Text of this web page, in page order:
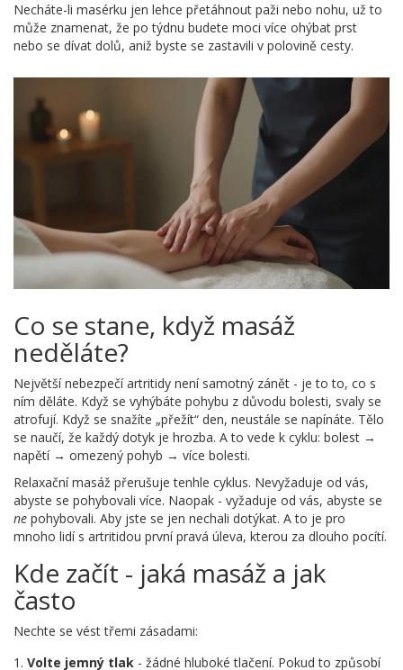
Necháte-li masérku jen lehce přetáhnout paži nebo nohu, už to
může znamenat, že po týdnu budete moci více ohýbat prst
nebo se dívat dolů, aniž byste se zastavili v polovině cesty.
Co se stane, když masáž
neděláte?
Největší nebezpečí artritidy není samotný zánět - je to to, co s
ním děláte. Když se vyhýbáte pohybu z důvodu bolesti, svaly se
atrofují. Když se snažíte „přežít“ den, neustále se napínáte. Tělo
se naučí, že každý dotyk je hrozba. A to vede k cyklu: bolest →
napětí → omezený pohyb → více bolesti.
Relaxační masáž přerušuje tenhle cyklus. Nevyžaduje od vás,
abyste se pohybovali více. Naopak - vyžaduje od vás, abyste se
ne pohybovali. Aby jste se jen nechali dotýkat. A to je pro
mnoho lidí s artritidou první pravá úleva, kterou za dlouho pocítí.
Kde začít - jaká masáž a jak
často
Nechte se vést třemi zásadami:
Volte jemný tlak - žádné hluboké tlačení. Pokud to způsobí